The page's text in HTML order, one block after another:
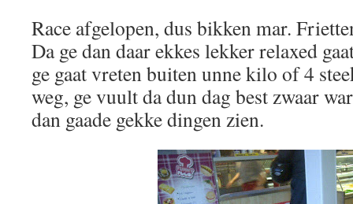
Race afgelopen, dus bikken mar.
Da ge dan daar ekkes lekker relaxed
ge gaat vreten buiten unne kilo of 4
weg, ge vuult da dun dag best zwaar
dan gaade gekke dingen zien.